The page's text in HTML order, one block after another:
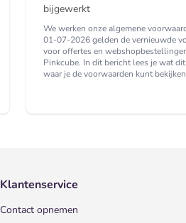
bijgewerkt
We werken onze algemene
01-07-2026 gelden de vernieuwde
voor offertes en
Pinkcube. In dit bericht lees je wat
waar je de voorwaarden kunt
Klantenservice
Contact opnemen